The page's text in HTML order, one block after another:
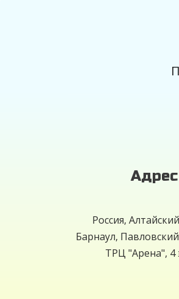
Адрес
Россия,
Барнаул,
ТРЦ "Арена", 4